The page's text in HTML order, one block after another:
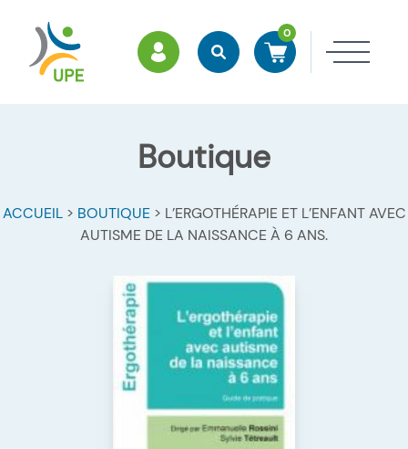
ESPACE MEMBRES
RechercherAccéder à mon panier
0
Boutique
ACCUEIL> BOUTIQUE> L’ERGOTHÉRAPIE ET L’ENFANT AVEC
AUTISME DE LA NAISSANCE À 6 ANS.